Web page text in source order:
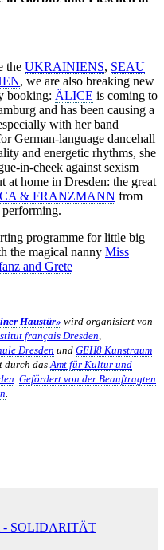
the UKRAINIENS, SEAU
, we are also breaking new
booking: ÄLICE is coming to
and has been causing a
with her band
German-language dancehall
and energetic rhythms, she
in-cheek against sexism
at home in Dresden: the great
& FRANZMANN from
programme for little big
the magical nanny Miss
and Grete
Haustür» wird organisiert von
français Dresden
Dresden und GEH8 Kunstraum
durch das Amt für Kultur und
Gefördert von der Beauftragten